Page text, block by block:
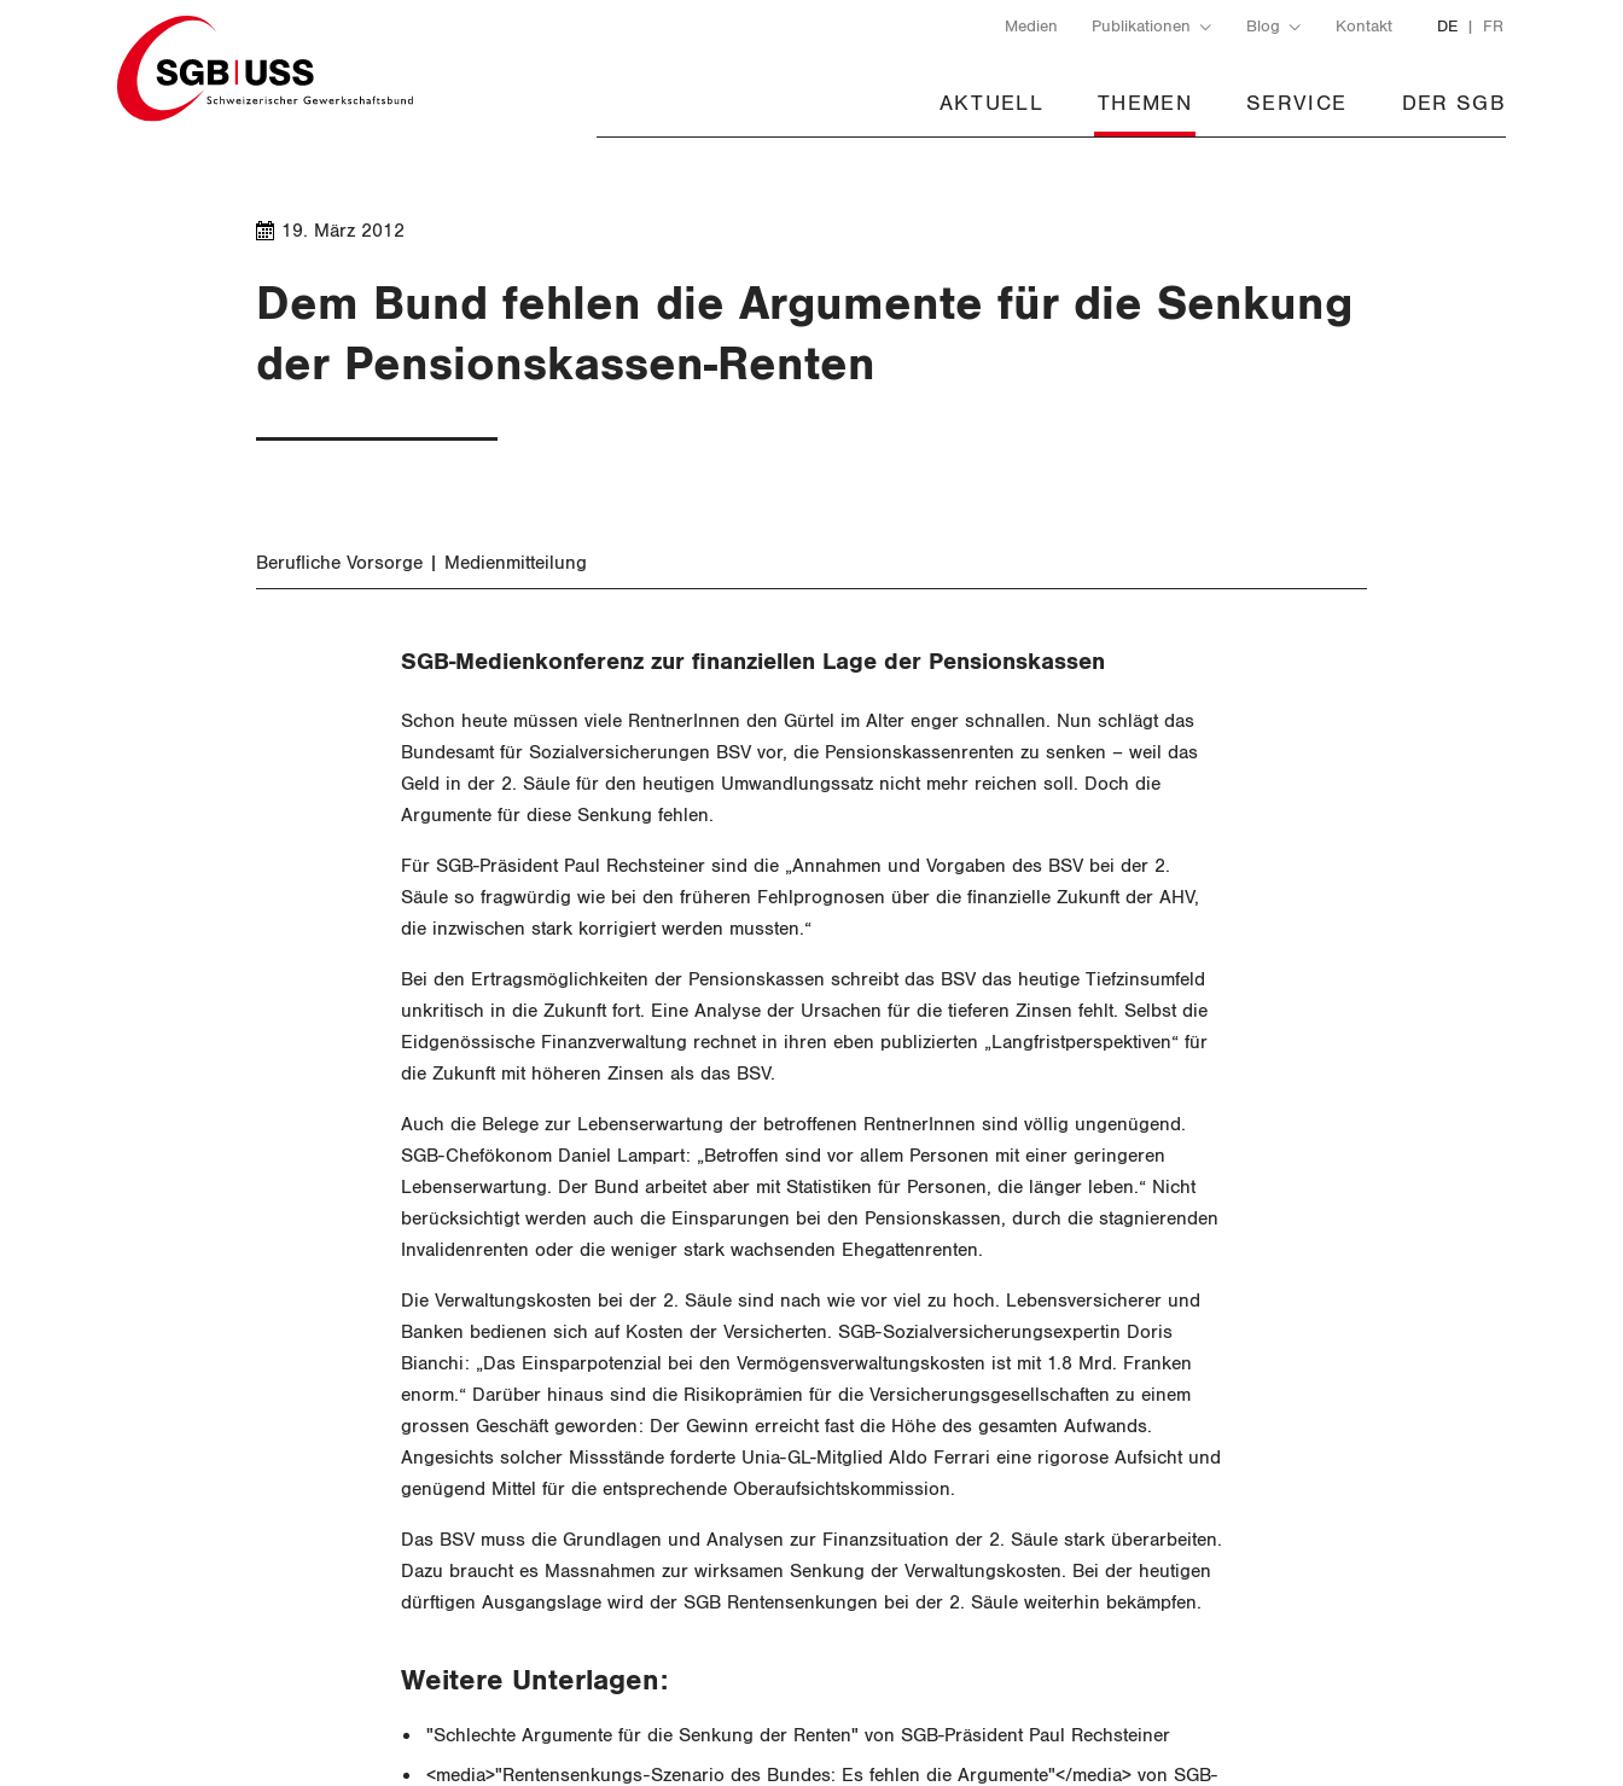
Home Medien Publikationen Blog Kontakt DE FR
AKTUELL THEMEN SERVICE DER SGB
19. März 2012
Dem Bund fehlen die Argumente für die Senkung
der Pensionskassen-Renten
Berufliche Vorsorge Medienmitteilung
SGB-Medienkonferenz zur finanziellen Lage der Pensionskassen
Schon heute müssen viele RentnerInnen den Gürtel im Alter enger schnallen. Nun schlägt das
Bundesamt für Sozialversicherungen BSV vor, die Pensionskassenrenten zu senken – weil das
Geld in der 2. Säule für den heutigen Umwandlungssatz nicht mehr reichen soll. Doch die
Argumente für diese Senkung fehlen.
Für SGB-Präsident Paul Rechsteiner sind die „Annahmen und Vorgaben des BSV bei der 2.
Säule so fragwürdig wie bei den früheren Fehlprognosen über die finanzielle Zukunft der AHV,
die inzwischen stark korrigiert werden mussten.“
Bei den Ertragsmöglichkeiten der Pensionskassen schreibt das BSV das heutige Tiefzinsumfeld
unkritisch in die Zukunft fort. Eine Analyse der Ursachen für die tieferen Zinsen fehlt. Selbst die
Eidgenössische Finanzverwaltung rechnet in ihren eben publizierten „Langfristperspektiven“ für
die Zukunft mit höheren Zinsen als das BSV.
Auch die Belege zur Lebenserwartung der betroffenen RentnerInnen sind völlig ungenügend.
SGB-Chefökonom Daniel Lampart: „Betroffen sind vor allem Personen mit einer geringeren
Lebenserwartung. Der Bund arbeitet aber mit Statistiken für Personen, die länger leben.“ Nicht
berücksichtigt werden auch die Einsparungen bei den Pensionskassen, durch die stagnierenden
Invalidenrenten oder die weniger stark wachsenden Ehegattenrenten.
Die Verwaltungskosten bei der 2. Säule sind nach wie vor viel zu hoch. Lebensversicherer und
Banken bedienen sich auf Kosten der Versicherten. SGB-Sozialversicherungsexpertin Doris
Bianchi: „Das Einsparpotenzial bei den Vermögensverwaltungskosten ist mit 1.8 Mrd. Franken
enorm.“ Darüber hinaus sind die Risikoprämien für die Versicherungsgesellschaften zu einem
grossen Geschäft geworden: Der Gewinn erreicht fast die Höhe des gesamten Aufwands.
Angesichts solcher Missstände forderte Unia-GL-Mitglied Aldo Ferrari eine rigorose Aufsicht und
genügend Mittel für die entsprechende Oberaufsichtskommission.
Das BSV muss die Grundlagen und Analysen zur Finanzsituation der 2. Säule stark überarbeiten.
Dazu braucht es Massnahmen zur wirksamen Senkung der Verwaltungskosten. Bei der heutigen
dürftigen Ausgangslage wird der SGB Rentensenkungen bei der 2. Säule weiterhin bekämpfen.
Weitere Unterlagen:
"Schlechte Argumente für die Senkung der Renten" von SGB-Präsident Paul Rechsteiner
<media>"Rentensenkungs-Szenario des Bundes: Es fehlen die Argumente"</media> von SGB-